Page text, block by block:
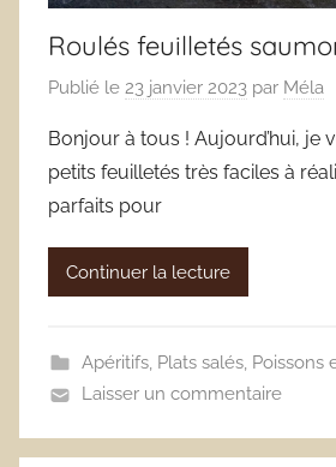
Roulés feuilletés
Publié le 23 janvier 2023 par Méla
Bonjour à tous ! Aujourd’hui, je
petits feuilletés très faciles à
parfaits pour
Continuer la lecture
Apéritifs, Plats salés, Poissons
Laisser un commentaire